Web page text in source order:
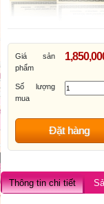
Giá sản
phẩm
Số lượng
mua
Đặt hàng
Thông tin chi tiết